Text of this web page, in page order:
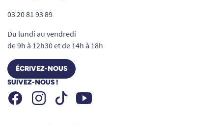
03 20 81 93 89
Du lundi au vendredi
de 9h à 12h30 et de 14h à 18h
ÉCRIVEZ-NOUS
SUIVEZ-NOUS !
FacebookInstagramTiktok Youtube